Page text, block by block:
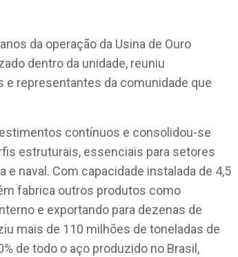
da operação da Usina de Ouro
dentro da unidade, reuniu
e representantes da comunidade que
contínuos e consolidou-se
estruturais, essenciais para setores
naval. Com capacidade instalada de 4,5
fabrica outros produtos como
e exportando para dezenas de
mais de 110 milhões de toneladas de
de todo o aço produzido no Brasil,